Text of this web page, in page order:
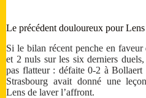
Le précédent douloureux pour Lens
Si le bilan récent penche en
et 2 nuls sur les six derniers
pas flatteur : défaite 0-2 à
Strasbourg avait donné une
Lens de laver l’affront.